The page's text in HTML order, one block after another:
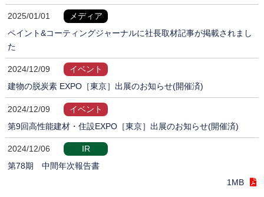
2025/01/01
メディア
ペイント&コーティングジャーナルに社長取材記事が掲載されまし
た
2024/12/09
イベント
建物の脱炭素 EXPO［東京］出展のお知らせ(開催済)
2024/12/09
イベント
第9回高性能建材・住設EXPO［東京］出展のお知らせ(開催済)
2024/12/06
IR
第78期 中間年次報告書
1MB